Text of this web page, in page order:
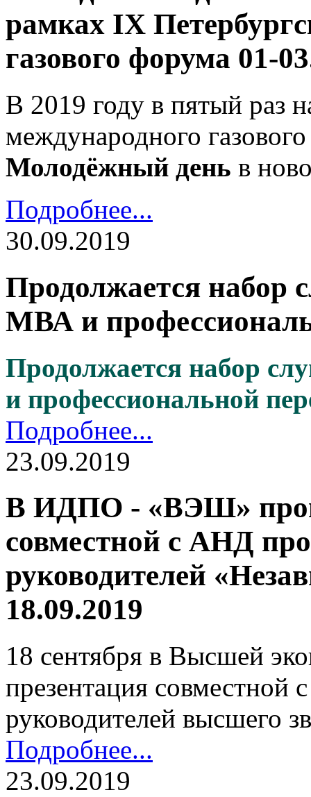
рамках IX
газового форума 01-
В 2019 году в пятый раз
международного
Молодёжный день в
Подробнее...
30.09.2019
Продолжается набор
МВА и
Продолжается набор
и профессиональной
Подробнее...
23.09.2019
В ИДПО - «ВЭШ»
совместной с АНД
руководителей
18.09.2019
18 сентября в Высшей
презентация
руководителей высшего
Подробнее...
23.09.2019